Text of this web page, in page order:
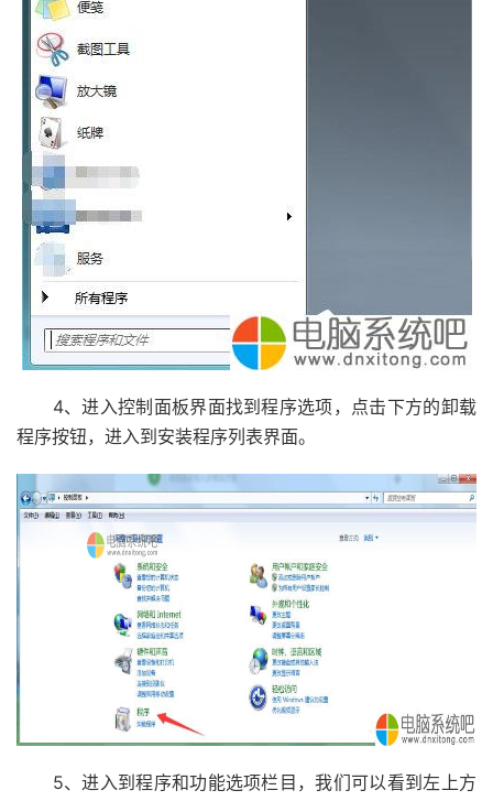
4、进入控制面板界面找到程序选项，点击下方的卸载
程序按钮，进入到安装程序列表界面。
5、进入到程序和功能选项栏目，我们可以看到左上方